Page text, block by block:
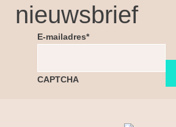
nieuwsbrief
E-mailadres*
CAPTCHA